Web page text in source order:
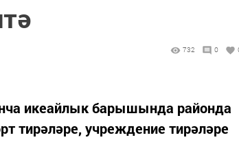
732 0
икеайлык барышында районда
тирәләре, учреждение тирәләре